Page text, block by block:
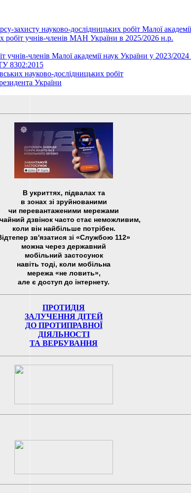
захисту науково-дослідницьких робіт Малої
робіт учнів-членів МАН України в 2025/2026 н.р.
членів Малої академії наук України у 2023/
8302:2015
науково-дослідницьких робіт
України
В укриттях, підвалах та
в зонах зі зруйнованими
чи перевантаженими мережами
дзвінок часто стає неможливим,
коли він найбільше потрібен.
зв'язатися зі «Службою 112»
можна через державний
мобільний застосунок
навіть тоді, коли мобільна
мережа «не ловить»,
але є доступ до інтернету.
ПРОТИДІЯ
ЗАЛУЧЕННЯ ДІТЕЙ
ДО ПРОТИПРАВНОЇ
ДІЯЛЬНОСТІ
ТА ВЕРБУВАННЯ